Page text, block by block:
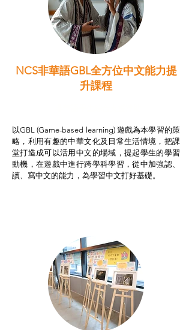
NCS非華語GBL全方位中文能力提
升課程
以GBL (Game-based learning) 遊戲為本學習的策
略，利用有趣的中華文化及日常生活情境，把課
堂打造成可以活用中文的場域，提起學生的學習
動機，在遊戲中進行跨學科學習，從中加強認、
讀、寫中文的能力，為學習中文打好基礎。